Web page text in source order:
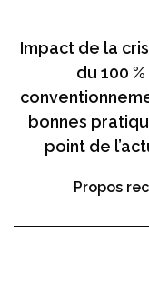
Impact de la
du 100
bonnes
point de
Propos